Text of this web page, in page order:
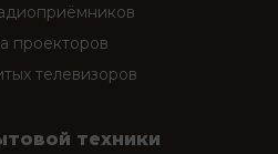
проекторов
телевизоров
техники